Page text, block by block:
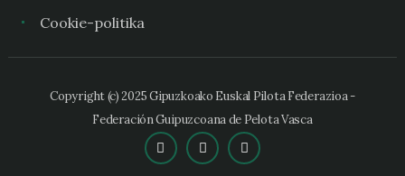
Cookie-politika
Copyright (c) 2025 Gipuzkoako Euskal Pilota Federazioa -
Federación Guipuzcoana de Pelota Vasca